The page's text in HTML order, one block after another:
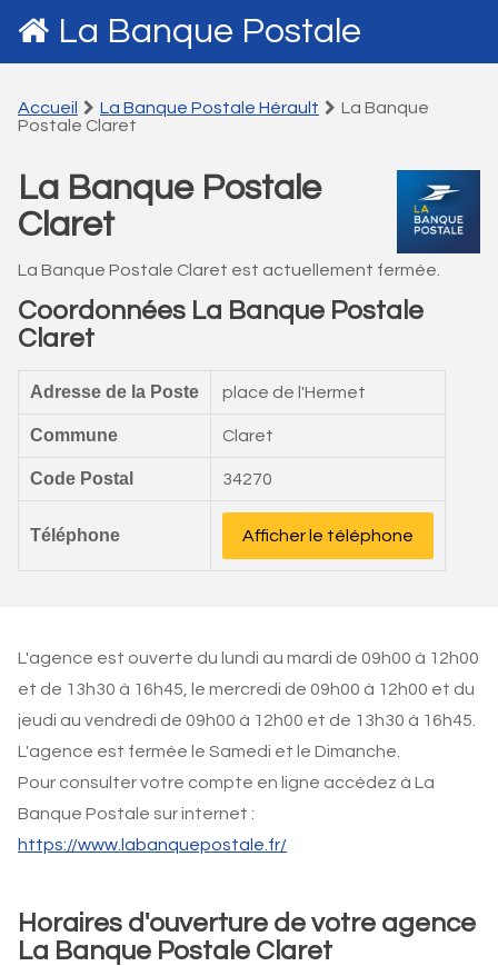
La Banque Postale
Accueil La Banque Postale Hérault
La Banque
Postale Claret
La Banque Postale
Claret
La Banque Postale Claret est actuellement fermée.
Coordonnées La Banque Postale
Claret
Adresse de la Poste place de l'Hermet
Commune Claret
Code Postal 34270
Téléphone Afficher le téléphone
L'agence est ouverte du lundi au mardi de 09h00 à 12h00
et de 13h30 à 16h45, le mercredi de 09h00 à 12h00 et du
jeudi au vendredi de 09h00 à 12h00 et de 13h30 à 16h45.
L'agence est fermée le Samedi et le Dimanche.
Pour consulter votre compte en ligne accédez à La
Banque Postale sur internet :
https://www.labanquepostale.fr/
Horaires d'ouverture de votre agence
La Banque Postale Claret